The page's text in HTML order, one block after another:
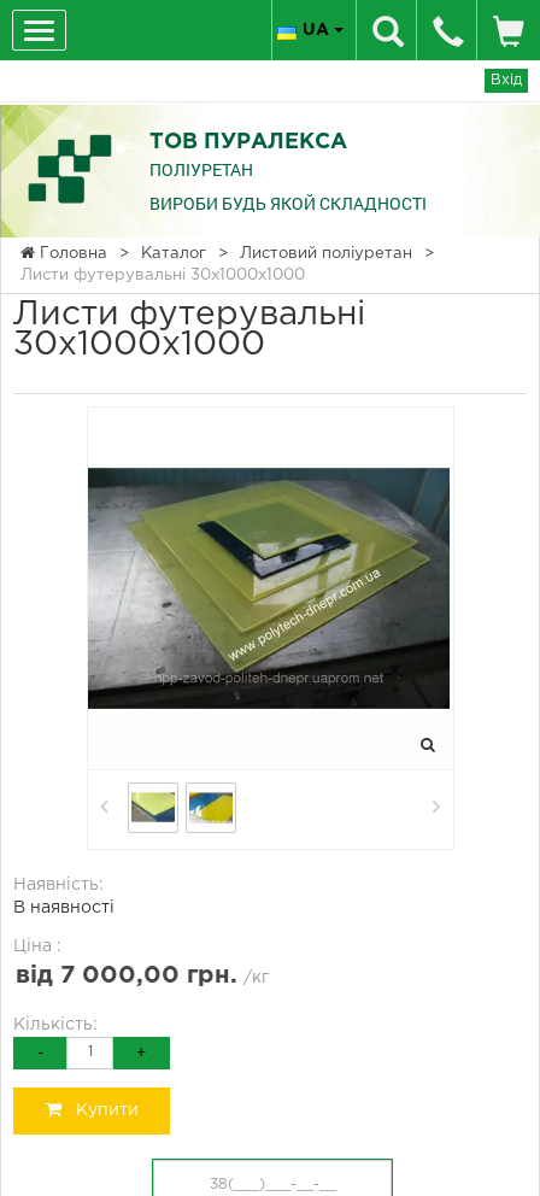
Вхід
UA
ТОВ ПУРАЛЕКСА
ПОЛІУРЕТАН
ВИРОБИ БУДЬ ЯКОЙ СКЛАДНОСТІ
Головна > Каталог > Листовий поліуретан
>
Листи футерувальні 30x1000x1000
Листи футерувальні
30x1000x1000
Наявність:
В наявності
Ціна :
від 7 000,00 грн. /кг
Кількість:
- +
Купити